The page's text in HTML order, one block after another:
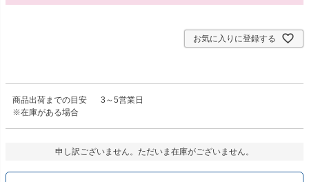
お気に入りに登録する
商品出荷までの目安
※在庫がある場合
3～5営業日
申し訳ございません。ただいま在庫がございません。